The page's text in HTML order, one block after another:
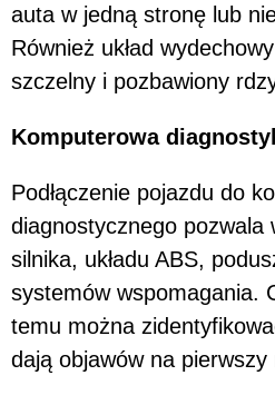
auta w jedną stronę lub
Również układ
szczelny i pozbawiony
Komputerowa
Podłączenie pojazdu do
diagnostycznego pozwala
silnika, układu ABS,
systemów wspomagania.
temu można
dają objawów na pierwszy